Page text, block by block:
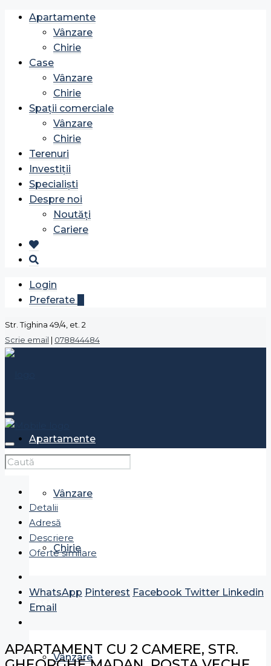
Apartamente
Vânzare
Chirie
Case
Vânzare
Chirie
Spații comerciale
Vânzare
Chirie
Terenuri
Investiții
Specialiști
Despre noi
Noutăți
Cariere
Login
Preferate
Str. Tighina 49/4, et. 2
Scrie email | 078844484
Apartamente
Vânzare
Chirie
Case
Vânzare
Detalii
Adresă
Descriere
Oferte similare
WhatsApp Pinterest Facebook Twitter Linkedin
Email
APARTAMENT CU 2 CAMERE, STR.